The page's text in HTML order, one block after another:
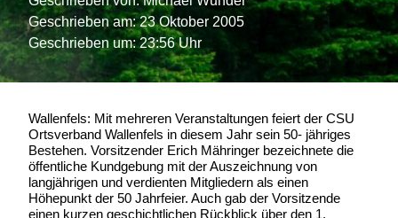
Geschrieben am: 23 Oktober 2005
Geschrieben um: 23:56 Uhr
Wallenfels: Mit mehreren Veranstaltungen feiert der CSU
Ortsverband Wallenfels in diesem Jahr sein 50- jähriges
Bestehen. Vorsitzender Erich Mähringer bezeichnete die
öffentliche Kundgebung mit der Auszeichnung von
langjährigen und verdienten Mitgliedern als einen
Höhepunkt der 50 Jahrfeier. Auch gab der Vorsitzende
einen kurzen geschichtlichen Rückblick über den 1.